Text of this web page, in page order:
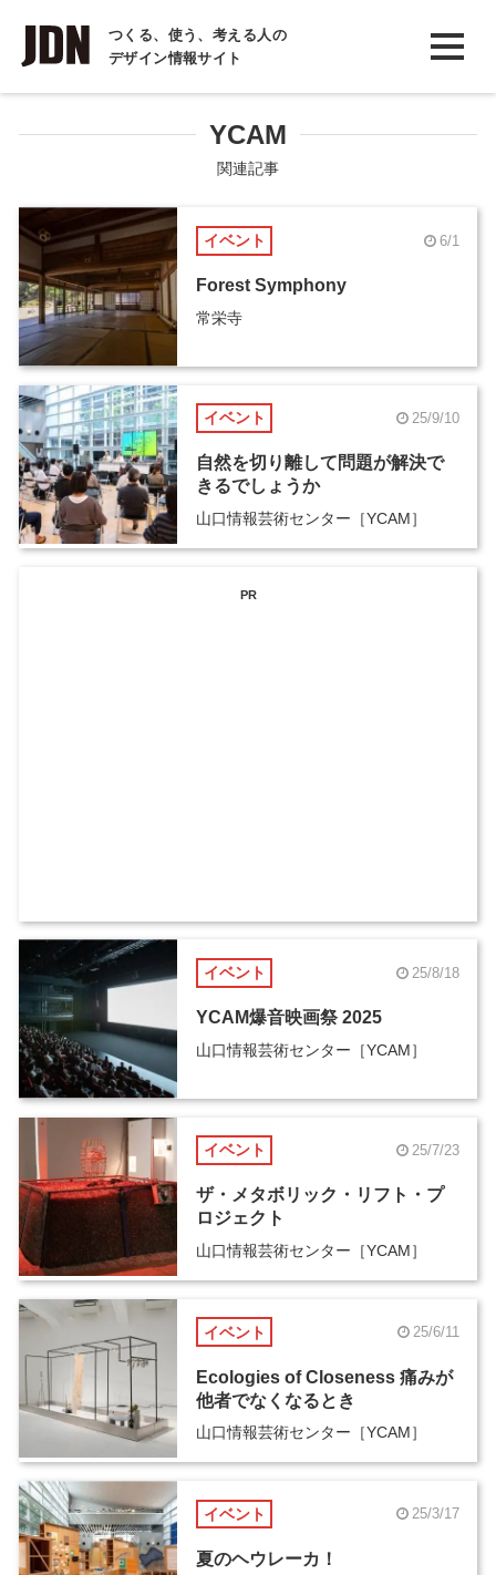
つくる、使う、考える人の
デザイン情報サイト
INTERVIEW
インタビュー
COLUMN
コラム
YCAM
関連記事
イベント 6/1
Forest Symphony
常栄寺
イベント 25/9/10
自然を切り離して問題が解決で
きるでしょうか
山口情報芸術センター［YCAM］
PR
イベント 25/8/18
YCAM爆音映画祭 2025
山口情報芸術センター［YCAM］
イベント 25/7/23
ザ・メタボリック・リフト・プ
ロジェクト
山口情報芸術センター［YCAM］
イベント 25/6/11
Ecologies of Closeness 痛みが
他者でなくなるとき
山口情報芸術センター［YCAM］
イベント 25/3/17
夏のヘウレーカ！